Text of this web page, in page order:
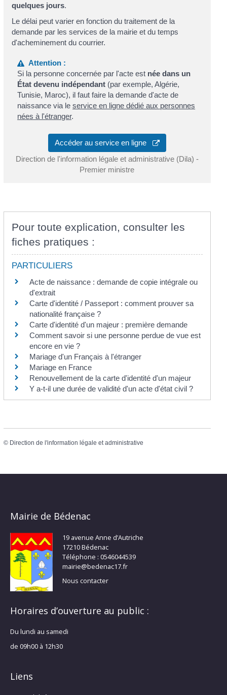
quelques jours.
Le délai peut varier en fonction du traitement de la
demande par les services de la mairie et du temps
d'acheminement du courrier.
Attention :
Si la personne concernée par l'acte est née dans un
État devenu indépendant (par exemple, Algérie,
Tunisie, Maroc), il faut faire la demande d'acte de
naissance via leservice en ligne dédié aux personnes
nées à l'étranger.
Accéder au service en ligne
Direction de l'information légale et administrative (Dila) -
Premier ministre
Pour toute explication, consulter les
fiches pratiques :
PARTICULIERS
Acte de naissance : demande de copie intégrale ou
d'extrait
Carte d'identité / Passeport : comment prouver sa
nationalité française ?
Carte d'identité d'un majeur : première demande
Comment savoir si une personne perdue de vue est
encore en vie ?
Mariage d'un Français à l'étranger
Mariage en France
Renouvellement de la carte d'identité d'un majeur
Y a-t-il une durée de validité d'un acte d'état civil ?
© Direction de l'information légale et administrative
Mairie de Bédenac
19 avenue Anne d’Autriche
17210 Bédenac
Téléphone : 0546044539
mairie@bedenac17.fr
Nous contacter
Horaires d’ouverture au public :
Du lundi au samedi
de 09h00 à 12h30
Liens